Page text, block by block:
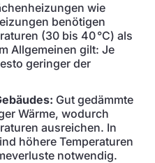
wie
benötigen
(30 bis 40 °C) als
Allgemeinen gilt: Je
geringer der
Gut gedämmte
Wärme, wodurch
ausreichen. In
höhere Temperaturen
notwendig.